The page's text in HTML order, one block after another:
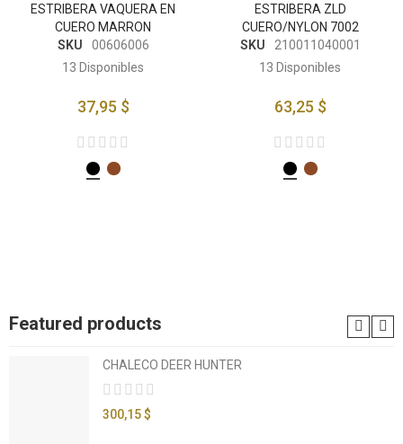
ESTRIBERA VAQUERA EN
CUERO MARRON
SKU
00606006
13 Disponibles
37,95 $
ESTRIBERA ZLD
CUERO/NYLON 7002
SKU
210011040001
13 Disponibles
63,25 $
Featured products
CHALECO DEER HUNTER
300,15 $